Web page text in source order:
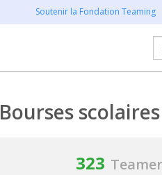
Soutenir la Fondation Teaming
Bourses
323